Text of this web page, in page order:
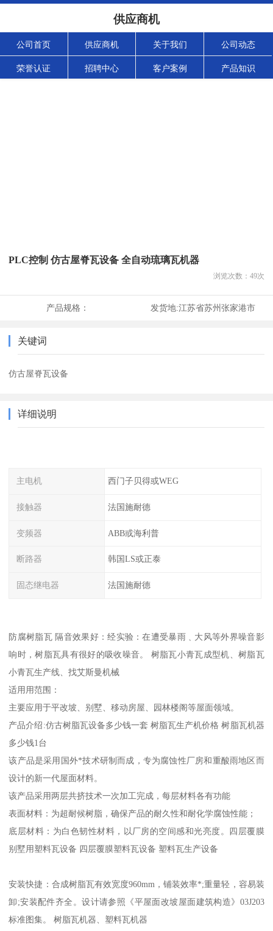
供应商机
公司首页 供应商机 关于我们 公司动态
荣誉认证 招聘中心 客户案例 产品知识
PLC控制 仿古屋脊瓦设备 全自动琉璃瓦机器
浏览次数： 49次
产品规格： 发货地:江苏省苏州张家港市
关键词
仿古屋脊瓦设备
详细说明
主电机 西门子贝得或WEG
接触器 法国施耐德
变频器 ABB或海利普
断路器 韩国LS或正泰
固态继电器 法国施耐德
防腐树脂瓦 隔音效果好：经实验：在遭受暴雨﹑大风等外界噪音影
响时，树脂瓦具有很好的吸收噪音。 树脂瓦小青瓦成型机、树脂瓦
小青瓦生产线、找艾斯曼机械
适用用范围：
主要应用于平改坡、别墅、移动房屋、园林楼阁等屋面领域。
产品介绍:仿古树脂瓦设备多少钱一套 树脂瓦生产机价格 树脂瓦机器
多少钱1台
该产品是采用国外*技术研制而成，专为腐蚀性厂房和重酸雨地区而
设计的新一代屋面材料。
该产品采用两层共挤技术一次加工完成，每层材料各有功能
表面材料：为超耐候树脂，确保产品的耐久性和耐化学腐蚀性能；
底层材料：为白色韧性材料，以厂房的空间感和光亮度。四层覆膜
别墅用塑料瓦设备 四层覆膜塑料瓦设备 塑料瓦生产设备
安装快捷：合成树脂瓦有效宽度960mm，铺装效率*;重量轻，容易装
卸;安装配件齐全。设计请参照《平屋面改坡屋面建筑构造》03J203
标准图集。 树脂瓦机器、塑料瓦机器